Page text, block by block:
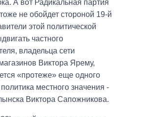
А вот Радикальная партия
не обойдет стороной 19-й
этой политической
частного
владельца сети
Виктора Ярему,
«протеже» еще одного
местного значения -
Виктора Сапожникова.